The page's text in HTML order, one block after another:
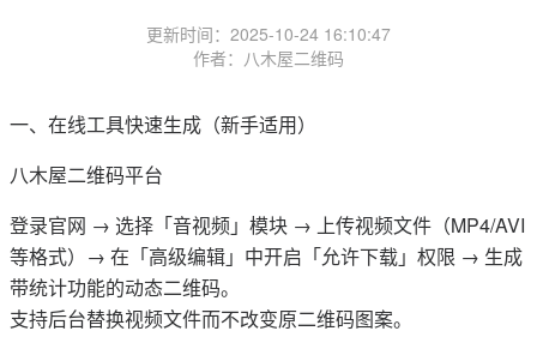
更新时间：2025-10-24 16:10:47
作者：八木屋二维码
一、在线工具快速生成（新手适用）
八木屋二维码平台‌
登录官网 → 选择「音视频」模块 → 上传视频文件（MP4/AVI
等格式）→ 在「高级编辑」中开启「允许下载」权限 → 生成
带统计功能的动态二维码。
支持后台替换视频文件而不改变原二维码图案。